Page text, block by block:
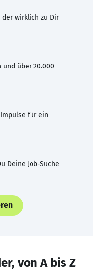
der wirklich zu Dir
und über 20.000
für ein
Deine Job-Suche
von A bis Z